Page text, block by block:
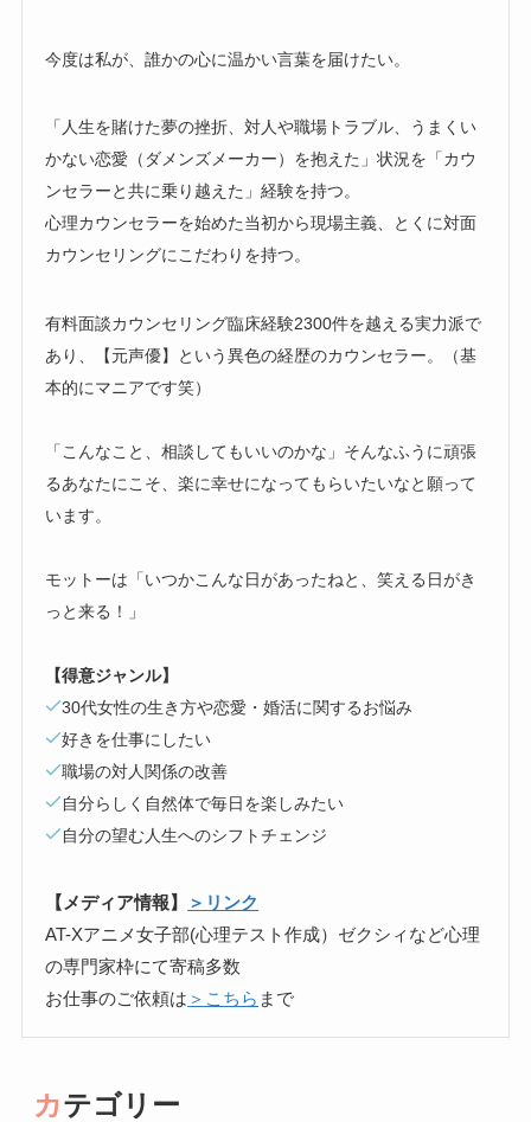
今度は私が、誰かの心に温かい言葉を届けたい。
「人生を賭けた夢の挫折、対人や職場トラブル、うまくい
かない恋愛（ダメンズメーカー）を抱えた」状況を「カウ
ンセラーと共に乗り越えた」経験を持つ。
心理カウンセラーを始めた当初から現場主義、とくに対面
カウンセリングにこだわりを持つ。
有料面談カウンセリング臨床経験2300件を越える実力派で
あり、【元声優】という異色の経歴のカウンセラー。（基
本的にマニアです笑）
「こんなこと、相談してもいいのかな」そんなふうに頑張
るあなたにこそ、楽に幸せになってもらいたいなと願って
います。
モットーは「いつかこんな日があったねと、笑える日がき
っと来る！」
【得意ジャンル】
30代女性の生き方や恋愛・婚活に関するお悩み
好きを仕事にしたい
職場の対人関係の改善
自分らしく自然体で毎日を楽しみたい
自分の望む人生へのシフトチェンジ
【メディア情報】
＞リンク
AT-Xアニメ女子部(心理テスト作成）ゼクシィなど心理
の専門家枠にて寄稿多数
お仕事のご依頼は ＞こちら まで
カテゴリー